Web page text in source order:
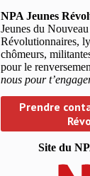
NPA Jeunes
Jeunes du
Révolutionnaires,
chômeurs,
pour le
nous pour
Prendre
Site du